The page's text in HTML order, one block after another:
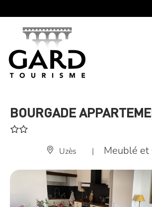
BOURGADE
Uzès | Meublé et